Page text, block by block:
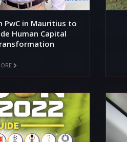
PwC in Mauritius to
Human Capital